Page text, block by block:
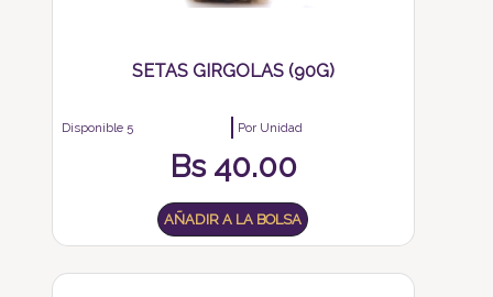
SETAS GIRGOLAS (90G)
Disponible 5 Por Unidad
Bs 40.00
AÑADIR A LA BOLSA